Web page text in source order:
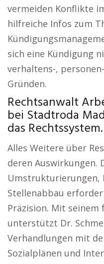
vermeiden Konflikte
hilfreiche Infos zum
sich eine Kündigung
verhaltens-,
Gründen.
Rechtsanwalt
bei Stadtroda
das Rechtssystem.
Alles Weitere über
deren Auswirkungen.
Umstrukturierungen,
Stellenabbau
Präzision. Mit seinem
unterstützt Dr.
Verhandlungen mit
Sozialplänen und